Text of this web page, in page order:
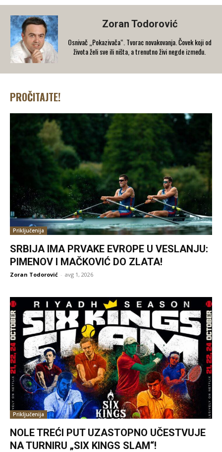
Zoran Todorović
Osnivač „Pokazivača“. Tvorac novakovanja. Čovek koji od
života želi sve ili ništa, a trenutno živi negde između.
PROČITAJTE!
Priključenija
SRBIJA IMA PRVAKE EVROPE U VESLANJU:
PIMENOV I MAČKOVIĆ DO ZLATA!
Zoran Todorović - avg 1, 2026
Priključenija
NOLE TREĆI PUT UZASTOPNO UČESTVUJE
NA TURNIRU „SIX KINGS SLAM“!